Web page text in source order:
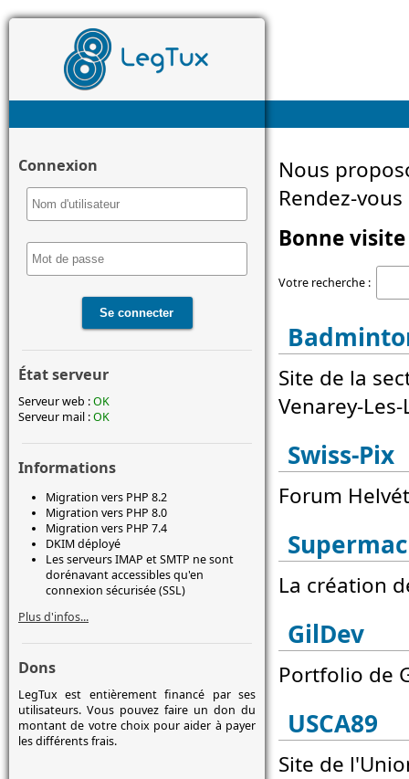
Connexion
État serveur
Serveur web :OK
Serveur mail :OK
Informations
Migration vers PHP 8.2
Migration vers PHP 8.0
Migration vers PHP 7.4
DKIM déployé
Les serveurs IMAP et SMTP ne sont
dorénavant accessibles qu'en
connexion sécurisée (SSL)
Plus d'infos...
Dons
LegTux est entièrement financé par ses
utilisateurs. Vous pouvez faire un don du
montant de votre choix pour aider à payer
les différents frais.
Nous
Rendez-
Bonne visite
Votre recherche :
Site de la
Venarey-
Swiss-Pix
Forum
La création
GilDev
Portfolio de
USCA89
Site de